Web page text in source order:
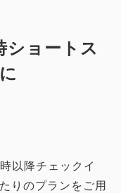
税・手数料込
合計 19,100円
ショートス
以降チェックイ
りのプランをご用